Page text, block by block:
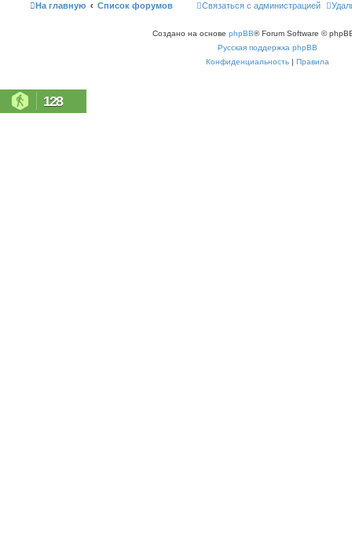
На главную Список форумов Связаться с администрацией
Создано на основе phpBB® Forum Software ©
Русская поддержка phpBB
Конфиденциальность | Правила
128